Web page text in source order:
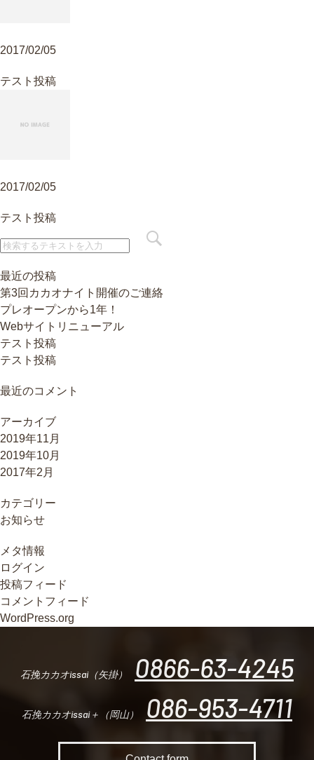
2017/02/05
テスト投稿
2017/02/05
テスト投稿
最近の投稿
第3回カカオナイト開催のご連絡
プレオープンから1年！
Webサイトリニューアル
テスト投稿
テスト投稿
最近のコメント
アーカイブ
2019年11月
2019年10月
2017年2月
カテゴリー
お知らせ
メタ情報
ログイン
投稿フィード
コメントフィード
WordPress.org
石挽カカオissai（矢掛） 0866-63-4245
石挽カカオissai＋（岡山） 086-953-4711